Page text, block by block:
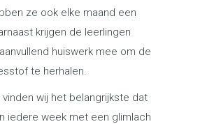
ze ook elke maand een
krijgen de leerlingen
huiswerk mee om de
te herhalen.
vinden wij het belangrijkste dat
iedere week met een glimlach